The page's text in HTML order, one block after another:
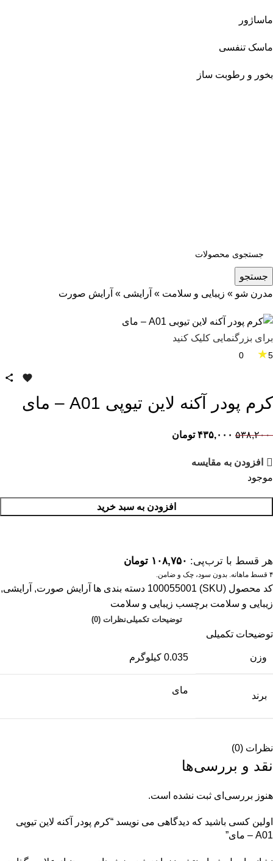
ماساژور
ماسک تنفسی
بخور و رطوبت ساز
جستجو
مدرن شو » زیبایی و سلامت » آرایشی » آرایش صورت
برای بزرگنمایی کلیک کنید
5
★
کرم پودر آکنه لاین تیوپی A01 – مای
۵۳۸,۲۰۰ ۴۳۵,۰۰۰ تومان
افزودن به مقایسه
موجود
افزودن به سبد خرید
هر قسط با ترب‌پی: ۱۰۸,۷۵۰ تومان
۴ قسط ماهانه. بدون سود، چک و ضامن.
کد محصول (SKU) 100055001 دسته بندی ها آرایش صورت, آرایشی,
زیبایی و سلامت برچسب زیبایی و سلامت
توضیحات تکمیلینظرات (0)
توضیحات تکمیلی
وزن 0.035 کیلوگرم
برند
مای
نظرات (0)
نقد و بررسی‌ها
هنوز بررسی‌ای ثبت نشده است.
اولین کسی باشید که دیدگاهی می نویسد “کرم پودر آکنه لاین تیوپی
A01 – مای”